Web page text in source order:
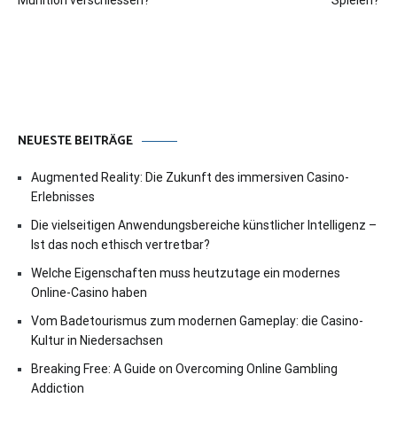
NEUESTE BEITRÄGE
Augmented Reality: Die Zukunft des immersiven Casino-
Erlebnisses
Die vielseitigen Anwendungsbereiche künstlicher Intelligenz –
Ist das noch ethisch vertretbar?
Welche Eigenschaften muss heutzutage ein modernes
Online-Casino haben
Vom Badetourismus zum modernen Gameplay: die Casino-
Kultur in Niedersachsen
Breaking Free: A Guide on Overcoming Online Gambling
Addiction